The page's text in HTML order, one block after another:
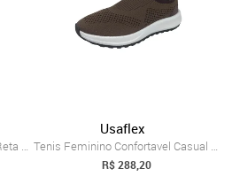
Tênis Feminino Conforto Sola Reta Dia a ...
Usaflex
Tenis Feminino Confortavel Casual Calce ...
R$ 288,20